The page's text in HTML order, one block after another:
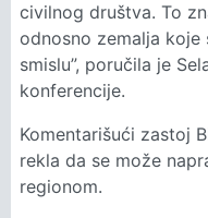
civilnog društva. To
odnosno zemalja koje
smislu”, poručila je
konferencije.
Komentarišući zastoj
rekla da se može
regionom.